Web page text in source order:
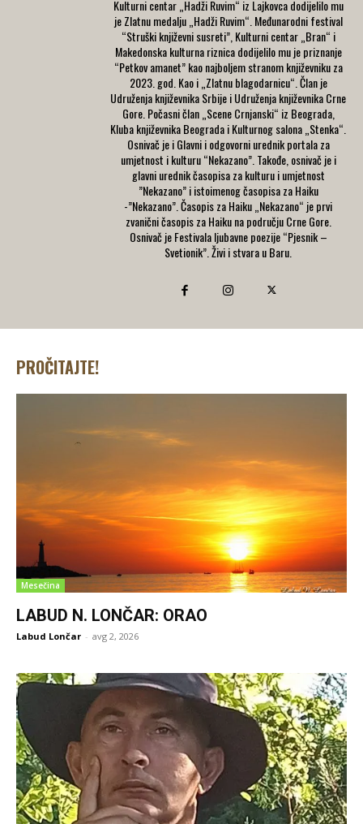
Kulturni centar „Hadži Ruvim“ iz Lajkovca dodijelilo mu
je Zlatnu medalju „Hadži Ruvim“. Međunarodni festival
“Struški književni susreti”, Kulturni centar „Bran“ i
Makedonska kulturna riznica dodijelilo mu je priznanje
“Petkov amanet” kao najboljem stranom književniku za
2023. god. Kao i „Zlatnu blagodarnicu“. Član je
Udruženja književnika Srbije i Udruženja književnika Crne
Gore. Počasni član „Scene Crnjanski“ iz Beograda,
Kluba književnika Beograda i Kulturnog salona „Stenka“.
Osnivač je i Glavni i odgovorni urednik portala za
umjetnost i kulturu “Nekazano”. Takođe, osnivač je i
glavni urednik časopisa za kulturu i umjetnost
”Nekazano” i istoimenog časopisa za Haiku
-”Nekazano”. Časopis za Haiku „Nekazano“ je prvi
zvanični časopis za Haiku na području Crne Gore.
Osnivač je Festivala ljubavne poezije “Pjesnik –
Svetionik”. Živi i stvara u Baru.
PROČITAJTE!
Mesečina
LABUD N. LONČAR: ORAO
Labud Lončar - avg 2, 2026